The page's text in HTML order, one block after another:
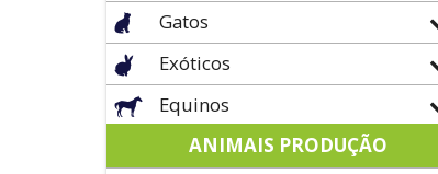
Gatos
Exóticos
Equinos
ANIMAIS PRODUÇÃO